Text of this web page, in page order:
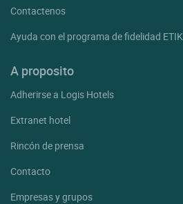
Contactenos
Ayuda con el programa de fidelidad ETIK
A proposito
Adherirse a Logis Hotels
Extranet hotel
Rincón de prensa
Contacto
Empresas y grupos